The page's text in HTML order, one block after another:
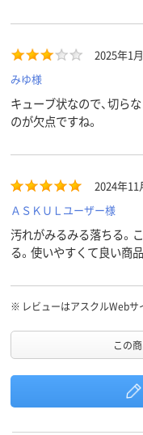
2025年1
みゆ様
キューブ状なので、切ら
のが欠点ですね。
2024年11
ＡＳＫＵＬユーザー様
汚れがみるみる落ちる。
る。使いやすくて良い商
※ レビューはアスクルWebサ
この